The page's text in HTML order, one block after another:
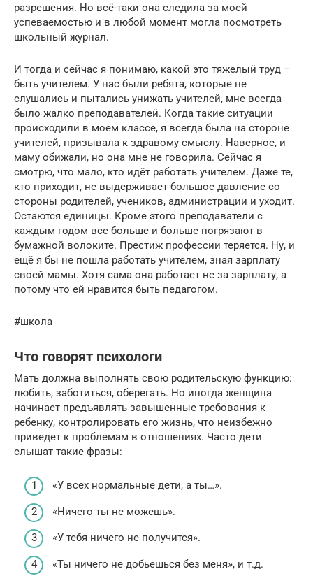
разрешения. Но всё-таки она следила за моей
успеваемостью и в любой момент могла посмотреть
школьный журнал.
И тогда и сейчас я понимаю, какой это тяжелый труд –
быть учителем. У нас были ребята, которые не
слушались и пытались унижать учителей, мне всегда
было жалко преподавателей. Когда такие ситуации
происходили в моем классе, я всегда была на стороне
учителей, призывала к здравому смыслу. Наверное, и
маму обижали, но она мне не говорила. Сейчас я
смотрю, что мало, кто идёт работать учителем. Даже те,
кто приходит, не выдерживает большое давление со
стороны родителей, учеников, администрации и уходит.
Остаются единицы. Кроме этого преподаватели с
каждым годом все больше и больше погрязают в
бумажной волоките. Престиж профессии теряется. Ну, и
ещё я бы не пошла работать учителем, зная зарплату
своей мамы. Хотя сама она работает не за зарплату, а
потому что ей нравится быть педагогом.
#школа
Что говорят психологи
Мать должна выполнять свою родительскую функцию:
любить, заботиться, оберегать. Но иногда женщина
начинает предъявлять завышенные требования к
ребенку, контролировать его жизнь, что неизбежно
приведет к проблемам в отношениях. Часто дети
слышат такие фразы:
«У всех нормальные дети, а ты…».
«Ничего ты не можешь».
«У тебя ничего не получится».
«Ты ничего не добьешься без меня», и т.д.